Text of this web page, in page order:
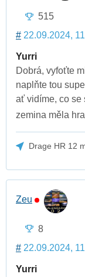
515
# 22.09.2024,
Yurri
Dobrá, vyfoťte
naplňte tou
ať vidíme, co se
zemina měla
Drage HR 12
Zeu
8
# 22.09.2024,
Yurri